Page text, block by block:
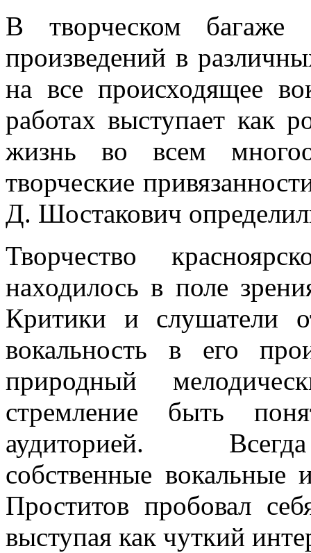
В творческом
произведений в
на все происходящее
работах выступает как
жизнь во всем
творческие
Д. Шостакович
Творчество
находилось в поле
Критики и слушатели
вокальность в его
природный
стремление быть
аудиторией.
собственные
Проститов пробовал
выступая как чуткий